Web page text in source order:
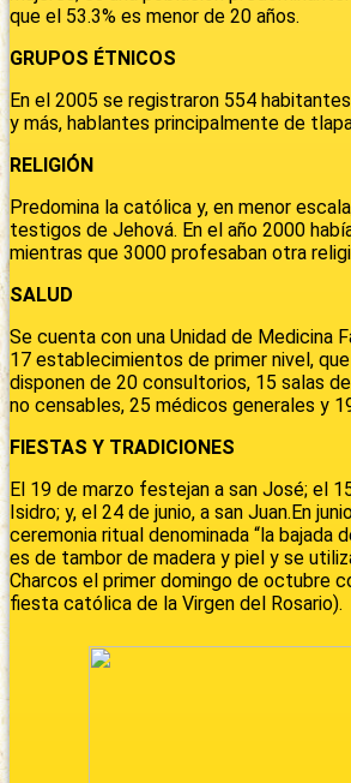
que el 53.3% es menor de 20 años.
GRUPOS ÉTNICOS
En el 2005 se registraron 554
y más, hablantes principalmente de
RELIGIÓN
Predomina la católica y, en menor
testigos de Jehová. En el año 2000
mientras que 3000 profesaban otra
SALUD
Se cuenta con una Unidad de Medicina
17 establecimientos de primer nivel,
disponen de 20 consultorios, 15 salas
no censables, 25 médicos generales y
FIESTAS Y TRADICIONES
El 19 de marzo festejan a san José; el
Isidro; y, el 24 de junio, a san Juan.En
ceremonia ritual denominada “la bajada
es de tambor de madera y piel y se
Charcos el primer domingo de octubre
fiesta católica de la Virgen del Rosario).